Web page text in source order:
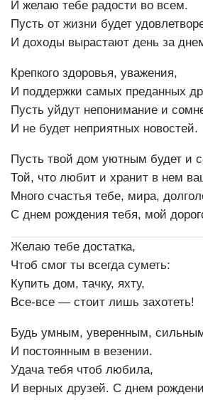
И желаю тебе радости во всем.
Пусть от жизни будет
И доходы вырастают день за
Крепкого здоровья, уважения,
И поддержки самых преданных
Пусть уйдут непонимание и
И не будет неприятных новостей.
Пусть твой дом уютным будет и
Той, что любит и хранит в нем
Много счастья тебе, мира,
С днем рождения тебя, мой
Желаю тебе достатка,
Чтоб смог ты всегда суметь:
Купить дом, тачку, яхту,
Все-все — стоит лишь захотеть!
Будь умным, уверенным,
И постоянным в везении.
Удача тебя чтоб любила,
И верных друзей. С днем